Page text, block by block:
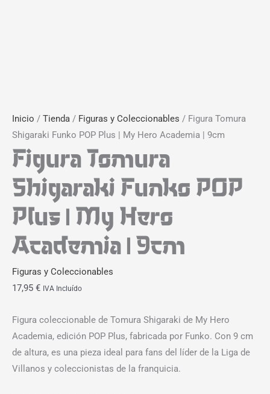
Inicio / Tienda / Figuras y Coleccionables / Figura Tomura
Shigaraki Funko POP Plus | My Hero Academia | 9cm
Figura Tomura
Shigaraki Funko POP
Plus | My Hero
Academia | 9cm
Figuras y Coleccionables
17,95 € IVA Incluído
Figura coleccionable de Tomura Shigaraki de My Hero
Academia, edición POP Plus, fabricada por Funko. Con 9 cm
de altura, es una pieza ideal para fans del líder de la Liga de
Villanos y coleccionistas de la franquicia.